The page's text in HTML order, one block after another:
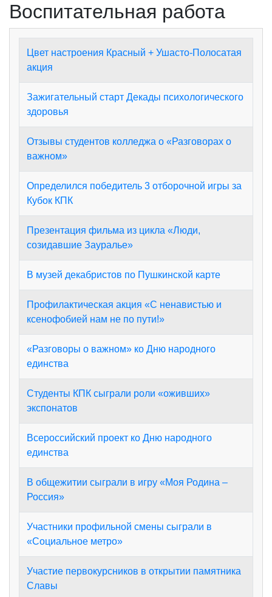
Воспитательная работа
Цвет настроения Красный + Ушасто-Полосатая
акция
Зажигательный старт Декады психологического
здоровья
Отзывы студентов колледжа о «Разговорах о
важном»
Определился победитель 3 отборочной игры за
Кубок КПК
Презентация фильма из цикла «Люди,
созидавшие Зауралье»
В музей декабристов по Пушкинской карте
Профилактическая акция «С ненавистью и
ксенофобией нам не по пути!»
«Разговоры о важном» ко Дню народного
единства
Студенты КПК сыграли роли «оживших»
экспонатов
Всероссийский проект ко Дню народного
единства
В общежитии сыграли в игру «Моя Родина –
Россия»
Участники профильной смены сыграли в
«Социальное метро»
Участие первокурсников в открытии памятника
Славы